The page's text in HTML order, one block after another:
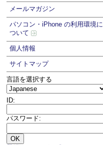
メールマガジン
パソコン・iPhone の利用環境に
ついて
個人情報
サイトマップ
言語を選択する
ID:
パスワード: